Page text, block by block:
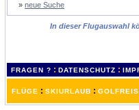
» neue Suche
In dieser Flugauswahl
FRAGEN ? : DATENSCHUTZ :
FLÜGE : SKIURLAUB :